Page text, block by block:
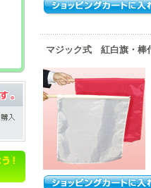
マジック式 紅白旗・棒